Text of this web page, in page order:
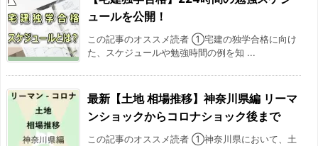
2017/04 -13.5%
2017/05
2017/06 -14.1%
2017/07 -14.3%
ュールを公開！
この記事のオススメ読者 ①宅建の独学合格に向け
た、スケジュールや勉強時間の例を知 ...
最新【土地 相場推移】神奈川県編 リーマ
ンショックからコロナショック後まで
この記事のオススメ読者 ①神奈川県において、土